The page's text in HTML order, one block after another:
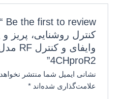
کنترل روشنایی، پریز و
4CHproR2”
نشانی ایمیل شما منتشر
علامت‌گذاری شده‌اند*